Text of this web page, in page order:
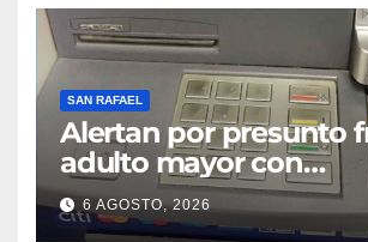
SAN RAFAEL
Alertan por presunto
adulto mayor con
discapacidad visual
bancario
6 AGOSTO, 2026